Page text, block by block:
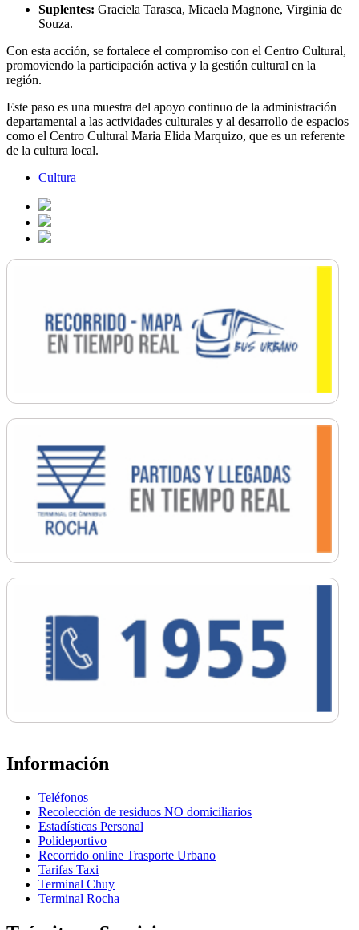
Suplentes: Graciela Tarasca, Micaela Magnone, Virginia de
Souza.
Con esta acción, se fortalece el compromiso con el Centro Cultural,
promoviendo la participación activa y la gestión cultural en la
región.
Este paso es una muestra del apoyo continuo de la administración
departamental a las actividades culturales y al desarrollo de espacios
como el Centro Cultural Maria Elida Marquizo, que es un referente
de la cultura local.
Cultura
Información
Teléfonos
Recolección de residuos NO domiciliarios
Estadísticas Personal
Polideportivo
Recorrido online Trasporte Urbano
Tarifas Taxi
Terminal Chuy
Terminal Rocha